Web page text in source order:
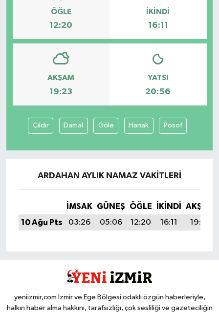
ÖĞLE
12:20
İKINDI
16:11
AKŞAM
19:23
YATSI
20:56
Çıldır Damal Göle Hanak Posof
ARDAHAN AYLIK NAMAZ VAKITLERI
İMSAK GÜNEŞ ÖĞLE İKINDI
AKŞAM
10 Ağu Pts
03:26 05:06 12:20 16:11 19:23
yeniizmir,com İzmir ve Ege Bölgesi odaklı özgün haberleriyle,
halkın haber alma hakkını, tarafsızlığı, çok sesliliği ve gazeteciliğin